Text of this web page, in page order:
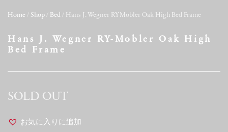
Home / Shop / Bed / Hans J. Wegner RY-Mobler Oak High Bed Frame
Hans J. Wegner RY-Mobler Oak High
Bed Frame
SOLD OUT
お気に入りに追加